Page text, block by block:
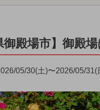
御殿場市】御殿
05/30(土)〜2026/05/31(